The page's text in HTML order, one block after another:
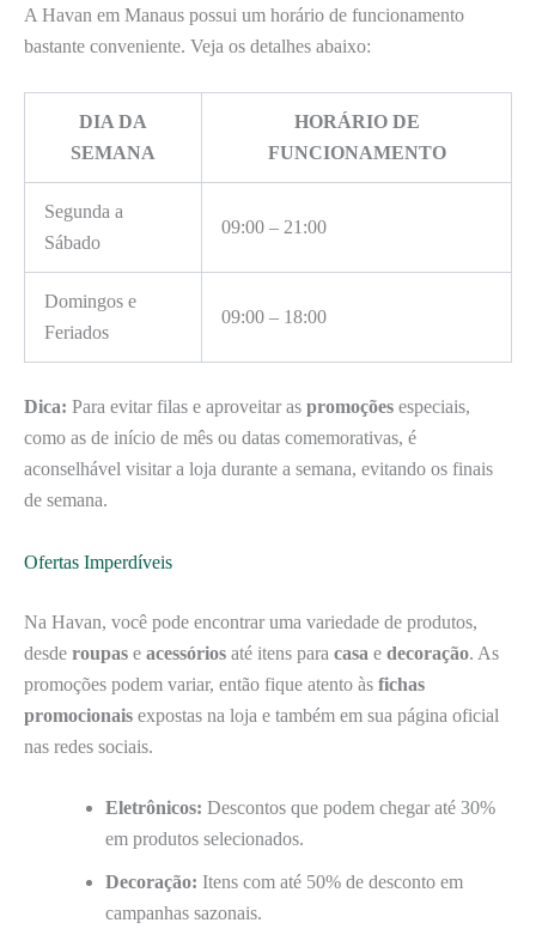
A Havan em Manaus possui um horário de funcionamento
bastante conveniente. Veja os detalhes abaixo:
DIA DA
SEMANA
HORÁRIO DE
FUNCIONAMENTO
Segunda a
Sábado
09:00 – 21:00
Domingos e
Feriados
09:00 – 18:00
Dica: Para evitar filas e aproveitar as promoções especiais,
como as de início de mês ou datas comemorativas, é
aconselhável visitar a loja durante a semana, evitando os finais
de semana.
Ofertas Imperdíveis
Na Havan, você pode encontrar uma variedade de produtos,
desde roupas e acessórios até itens para casa e decoração. As
promoções podem variar, então fique atento às fichas
promocionais expostas na loja e também em sua página oficial
nas redes sociais.
Eletrônicos: Descontos que podem chegar até 30%
em produtos selecionados.
Decoração: Itens com até 50% de desconto em
campanhas sazonais.